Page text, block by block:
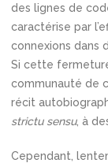
des lignes de
caractérise par
connexions dans
Si cette
communauté de
récit
strictu sensu, à
Cependant,